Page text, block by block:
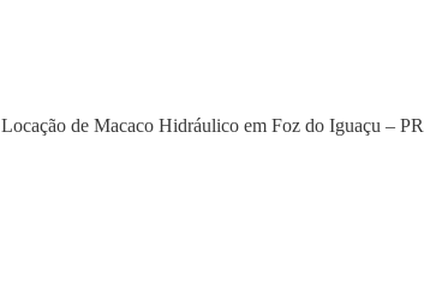
Locação de Macaco Hidráulico em Foz do Iguaçu – PR